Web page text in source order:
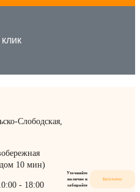
Слободская,
10 мин)
- 18:00
Уточняйте
наличие и
забирайте
Бесплатно